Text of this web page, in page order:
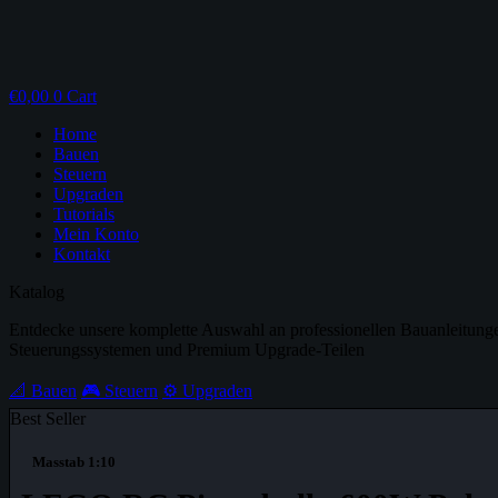
€0,00 0 Cart
Home
Bauen
Steuern
Upgraden
Tutorials
Mein Konto
Kontakt
Katalog
Entdecke unsere komplette Auswahl an professionellen
Steuerungssystemen und Premium Upgrade-Teilen
📐 Bauen 🎮 Steuern ⚙️ Upgraden
Best Seller
Masstab 1:10